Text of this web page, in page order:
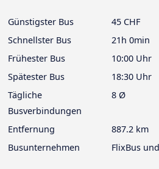
Günstigster Bus
45 CHF
Schnellster Bus
21h 0min
Frühester Bus
10:00 Uhr
Spätester Bus
18:30 Uhr
Tägliche
Busverbindungen
8 Ø
Entfernung
887.2 km
Busunternehmen
FlixBus